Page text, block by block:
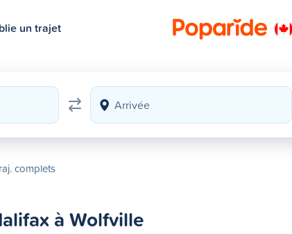
un trajet
complets
à Wolfville